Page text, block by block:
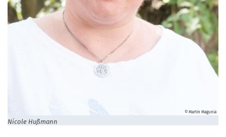
© Martin Magunia
Nicole Hußmann